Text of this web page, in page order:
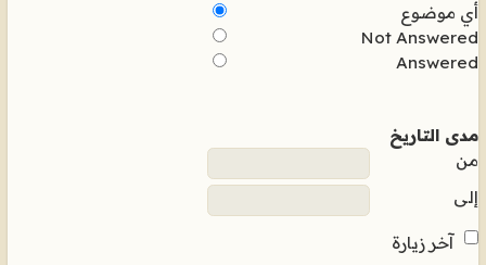
أي موضوع
Not Answered
Answered
مدى التاريخ
من
إلى
آخر زيارة